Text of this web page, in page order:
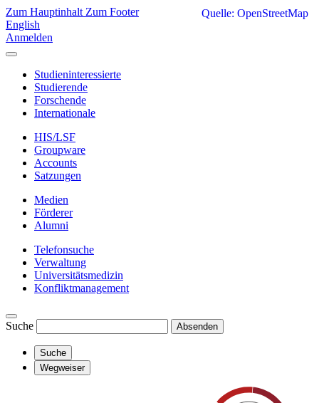
Zum Hauptinhalt Zum Footer
English
Anmelden
Studieninteressierte
Studierende
Forschende
Internationale
HIS/LSF
Groupware
Accounts
Satzungen
Medien
Förderer
Alumni
Telefonsuche
Verwaltung
Universitätsmedizin
Konfliktmanagement
Suche Absenden
Suche
Wegweiser
Quelle: OpenStreetMap